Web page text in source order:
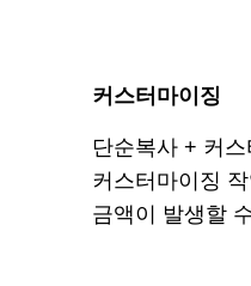
커스터마이징
단순복사 + 커스
커스터마이징
금액이 발생할